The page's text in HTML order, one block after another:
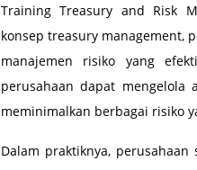
Training Treasury and Risk
konsep treasury management,
manajemen risiko yang
perusahaan dapat mengelola
meminimalkan berbagai risiko
Dalam praktiknya,